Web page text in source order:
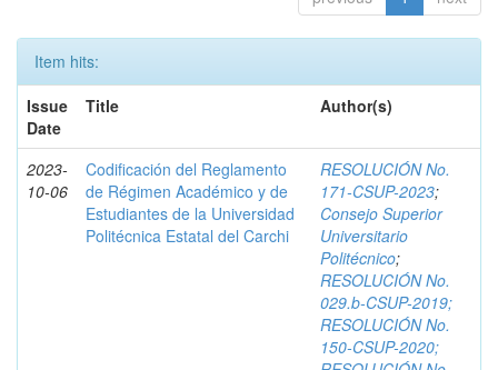
Item hits:
Issue
Date
Title Author(s)
2023-
10-06
Codificación del Reglamento
de Régimen Académico y de
Estudiantes de la Universidad
Politécnica Estatal del Carchi
RESOLUCIÓN No.
171-CSUP-2023;
Consejo Superior
Universitario
Politécnico;
RESOLUCIÓN No.
029.b-CSUP-2019;
RESOLUCIÓN No.
150-CSUP-2020;